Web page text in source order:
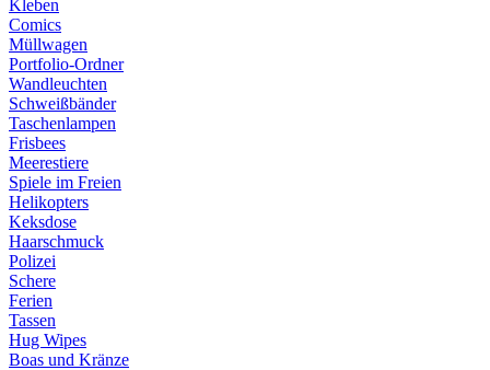
Kleben
Comics
Müllwagen
Portfolio-Ordner
Wandleuchten
Schweißbänder
Taschenlampen
Frisbees
Meerestiere
Spiele im Freien
Helikopters
Keksdose
Haarschmuck
Polizei
Schere
Ferien
Tassen
Hug Wipes
Boas und Kränze